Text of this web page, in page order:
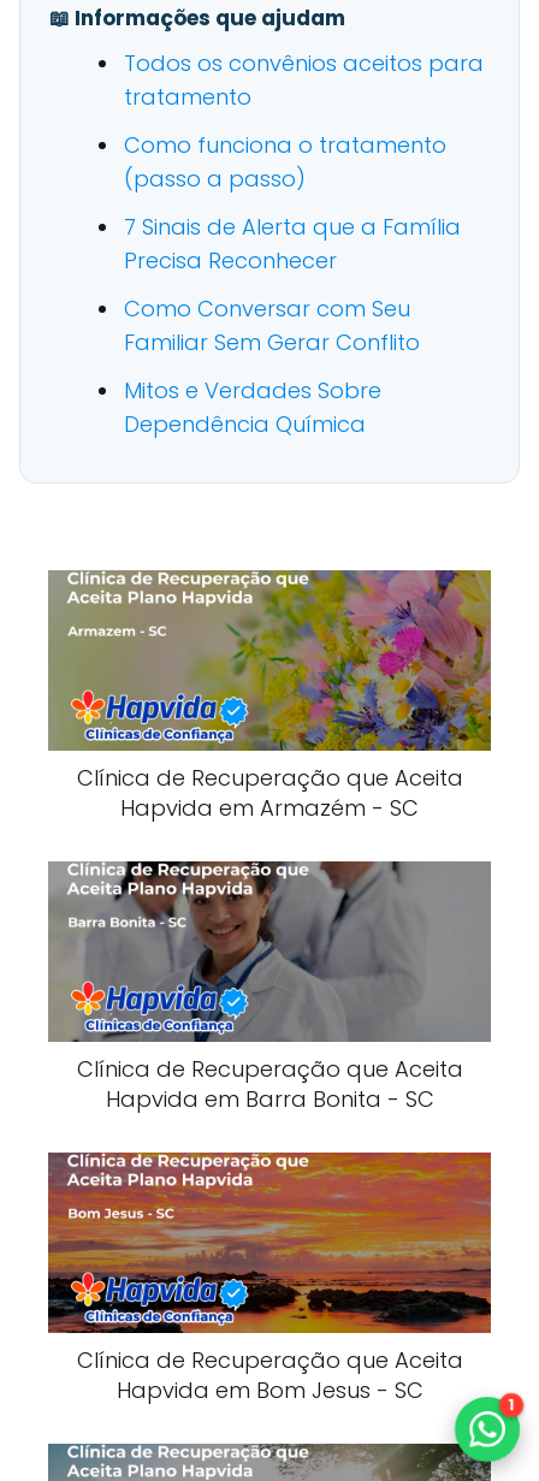
📖 Informações que ajudam
Todos os convênios aceitos para
tratamento
Como funciona o tratamento
(passo a passo)
7 Sinais de Alerta que a Família
Precisa Reconhecer
Como Conversar com Seu
Familiar Sem Gerar Conflito
Mitos e Verdades Sobre
Dependência Química
Clínica de Recuperação que Aceita
Hapvida em Armazém - SC
Clínica de Recuperação que Aceita
Hapvida em Barra Bonita - SC
Clínica de Recuperação que Aceita
Hapvida em Bom Jesus - SC
1